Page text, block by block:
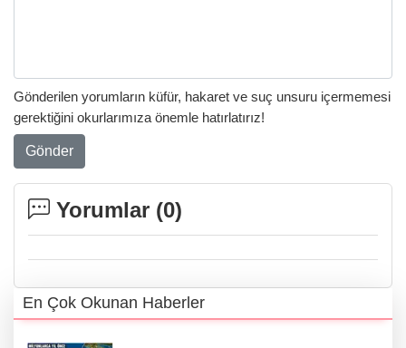
Gönderilen yorumların küfür, hakaret ve suç unsuru içermemesi
gerektiğini okurlarımıza önemle hatırlatırız!
Gönder
Yorumlar (0)
En Çok Okunan Haberler